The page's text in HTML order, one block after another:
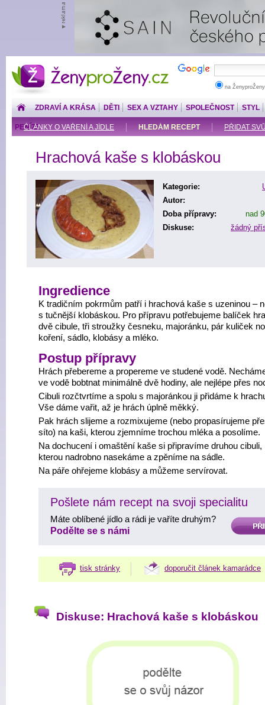
ŽenyproŽeny.cz
na
ZDRAVÍ A KRÁSA DĚTI SEX A VZTAHY SPOLEČNOST STYL
ČLÁNKY O VAŘENÍ A JÍDLE HLEDÁM RECEPT PŘIDAT
PENÍZE
Hrachová kaše s klobáskou
Kategorie:
Autor:
Doba přípravy:
nad
Diskuse:
žádný
Ingredience
K tradičním pokrmům patří i hrachová kaše s uzeninou –
s tučnější klobáskou. Pro přípravu potřebujeme balíček
dvě cibule, tři stroužky česneku, majoránku, pár kuliček
koření, sádlo, klobásy a mléko.
Postup přípravy
Hrách přebereme a propereme ve studené vodě.
ve vodě bobtnat minimálně dvě hodiny, ale nejlépe přes
Cibuli rozčtvrtíme a spolu s majoránkou ji přidáme k
Vše dáme vařit, až je hrách úplně měkký.
Pak hrách slijeme a rozmixujeme (nebo propasírujeme
síto) na kaši, kterou zjemníme trochou mléka a posolíme.
Na dochucení i omaštění kaše si připravíme druhou cibuli,
kterou nadrobno nasekáme a zpěníme na sádle.
Na páře ohřejeme klobásy a můžeme servírovat.
Pošlete nám recept na svoji specialitu
PŘIDAT
Máte oblíbené jídlo a rádi je vaříte druhým?
Podělte se s námi
tisk stránky doporučit článek kamarádce
Diskuse: Hrachová kaše s klobáskou